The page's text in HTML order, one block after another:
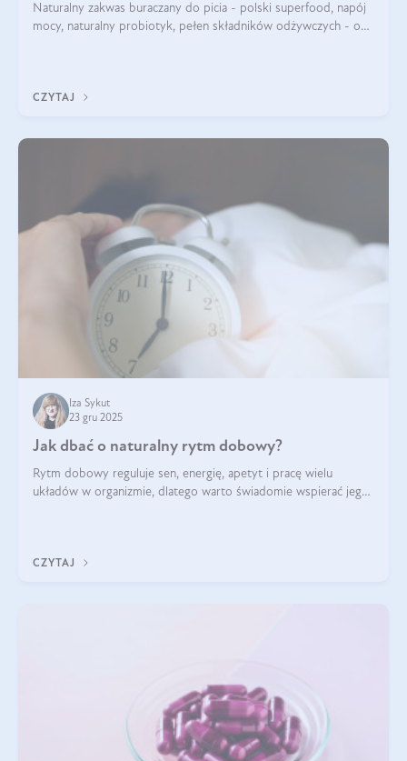
Naturalny zakwas buraczany do picia - polski superfood, napój
mocy, naturalny probiotyk, pełen składników odżywczych - o
CZYTAJ
Iza Sykut
23 gru 2025
Jak dbać o naturalny rytm dobowy?
Rytm dobowy reguluje sen, energię, apetyt i pracę wielu
układów w organizmie, dlatego warto świadomie wspierać jego
CZYTAJ